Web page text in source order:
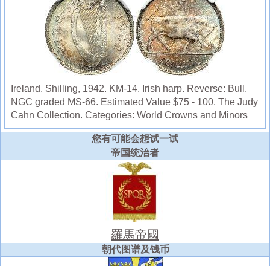
Ireland. Shilling, 1942. KM-14. Irish harp. Reverse: Bull.
NGC graded MS-66. Estimated Value $75 - 100. The Judy
Cahn Collection. Categories: World Crowns and Minors
您有可能会想试一试
帝国统治者
羅馬帝國
朝代图谱及钱币